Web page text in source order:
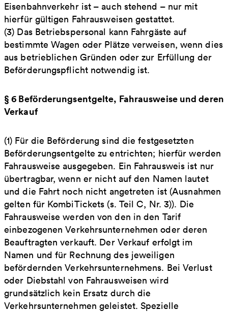
Eisenbahnverkehr ist – auch stehend – nur mit
hierfür gültigen Fahrausweisen gestattet.
(3) Das Betriebspersonal kann Fahrgäste auf
bestimmte Wagen oder Plätze verweisen, wenn dies
aus betrieblichen Gründen oder zur Erfüllung der
Beförderungspflicht notwendig ist.
§ 6 Beförderungsentgelte, Fahrausweise und deren
Verkauf
(1) Für die Beförderung sind die festgesetzten
Beförderungsentgelte zu entrichten; hierfür werden
Fahrausweise ausgegeben. Ein Fahrausweis ist nur
übertragbar, wenn er nicht auf den Namen lautet
und die Fahrt noch nicht angetreten ist (Ausnahmen
gelten für KombiTickets (s. Teil C, Nr. 3)). Die
Fahrausweise werden von den in den Tarif
einbezogenen Verkehrsunternehmen oder deren
Beauftragten verkauft. Der Verkauf erfolgt im
Namen und für Rechnung des jeweiligen
befördernden Verkehrsunternehmens. Bei Verlust
oder Diebstahl von Fahrausweisen wird
grundsätzlich kein Ersatz durch die
Verkehrsunternehmen geleistet. Spezielle